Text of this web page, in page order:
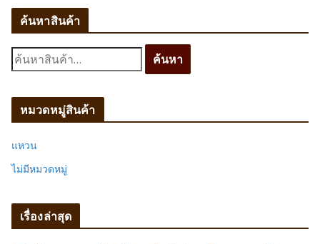
ค้นหาสินค้า
ค้
น
:
ค้นหา
หมวดหมู่สินค้า
แหวน
ไม่มีหมวดหมู่
เรื่องล่าสุด